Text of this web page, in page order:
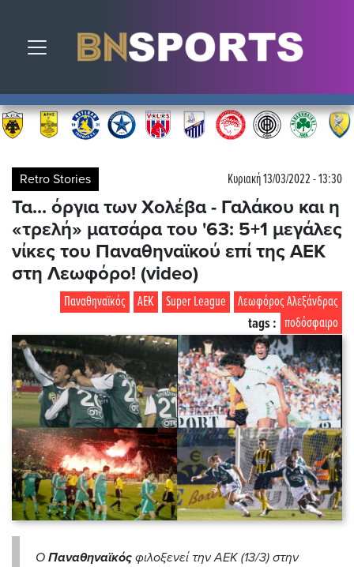
Toggle navigation
Retro Stories Κυριακή 13/03/2022 - 13:30
Τα... όργια των Χολέβα - Γαλάκου και η
«τρελή» ματσάρα του '63: 5+1 μεγάλες
νίκες του Παναθηναϊκού επί της ΑΕΚ
στη Λεωφόρο! (video)
Λεωφόρος Αλεξάνδρας
Super League
ΑΕΚ
Παναθηναϊκός
ποδόσφαιρο
tags :
Ο Παναθηναϊκός φιλοξενεί την ΑΕΚ (13/3) στην